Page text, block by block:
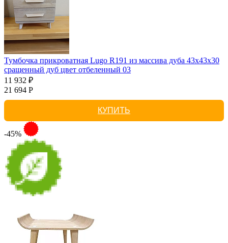
Тумбочка прикроватная Lugo R191 из массива дуба 43х43х30
сращенный дуб цвет отбеленный 03
11 932 ₽
21 694 Р
КУПИТЬ
-45%